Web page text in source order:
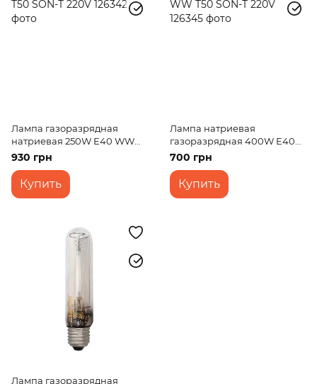
Лампа газоразрядная
натриевая 250W E40 WW
T50 SON-T 220V
930 грн
Купить
Лампа натриевая
газоразрядная 400W E40
WW T50 SON-T 220V
700 грн
Купить
Лампа газоразрядная